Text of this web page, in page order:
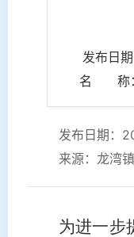
发布日
发布日期：
来源：龙湾镇
为进一步